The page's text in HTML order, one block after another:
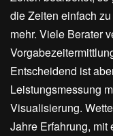
die Zeiten einfach
mehr. Viele Berater
Entscheidend ist
Leistungsmessung
Visualisierung.
Jahre Erfahrung,